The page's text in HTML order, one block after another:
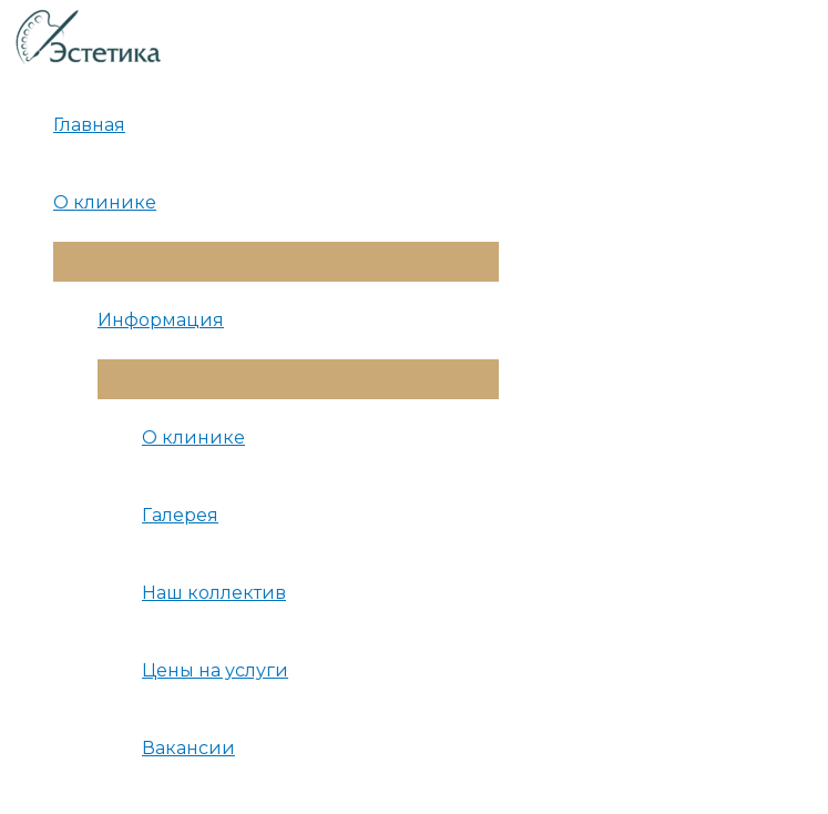
Перейти
к
содержимому
Главная
О клинике
Меню
Информация
Меню
О клинике
Галерея
Наш коллектив
Цены на услуги
Вакансии